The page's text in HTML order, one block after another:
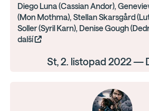
Diego Luna (Cassian Andor),
(Mon Mothma), Stellan Skarsgård
Soller (Syril Karn), Denise Gough
další
St, 2. listopad 2022 —